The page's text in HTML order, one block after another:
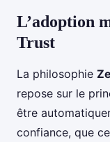
L’adoption
Trust
La philosophie
repose sur le
être
confiance, que